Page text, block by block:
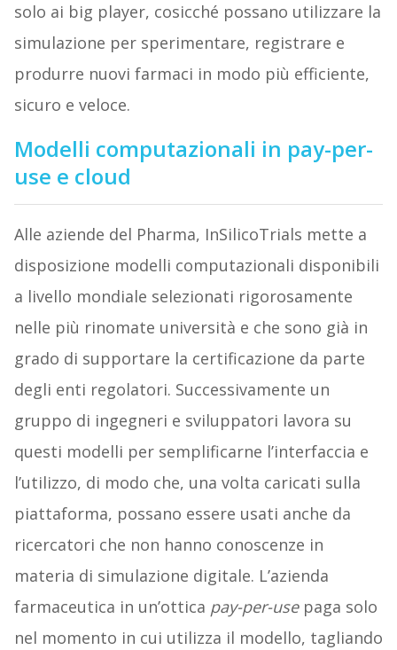
solo ai big player, cosicché possano utilizzare la
simulazione per sperimentare, registrare e
produrre nuovi farmaci in modo più efficiente,
sicuro e veloce.
Modelli computazionali in pay-per-
use e cloud
Alle aziende del Pharma, InSilicoTrials mette a
disposizione modelli computazionali disponibili
a livello mondiale selezionati rigorosamente
nelle più rinomate università e che sono già in
grado di supportare la certificazione da parte
degli enti regolatori. Successivamente un
gruppo di ingegneri e sviluppatori lavora su
questi modelli per semplificarne l’interfaccia e
l’utilizzo, di modo che, una volta caricati sulla
piattaforma, possano essere usati anche da
ricercatori che non hanno conoscenze in
materia di simulazione digitale. L’azienda
farmaceutica in un’ottica pay-per-usepaga solo
nel momento in cui utilizza il modello, tagliando